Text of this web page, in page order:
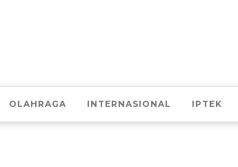
OLAHRAGA INTERNASIONAL IPTEK